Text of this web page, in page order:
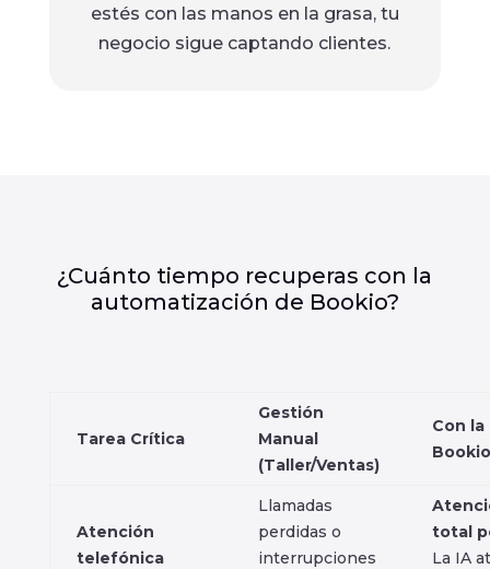
estés con las manos en la grasa, tu
negocio sigue captando clientes.
¿Cuánto tiempo recuperas con la
automatización de Bookio?
Tarea Crítica
Gestión
Manual
(Taller/Ventas)
Con la
Bookio
Atención
telefónica
Llamadas
perdidas o
interrupciones
total
La IA